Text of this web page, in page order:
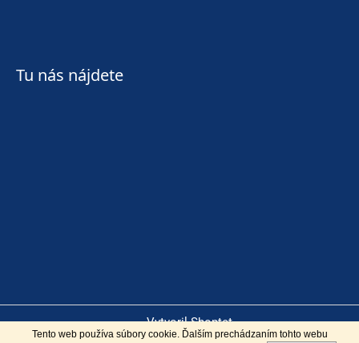
Tento web používa súbory cookie. Ďalším prechádzaním tohto webu
Tu nás nájdete
Vytvoril Shoptet